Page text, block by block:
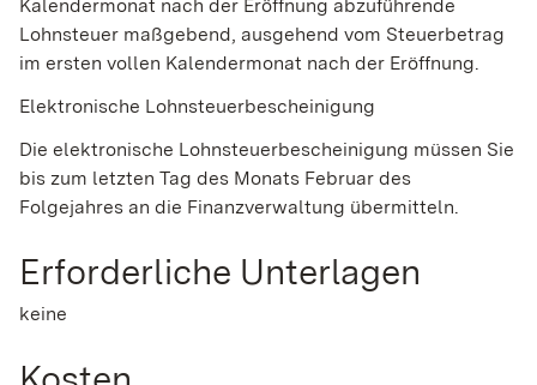
Kalendermonat nach der Eröffnung abzuführende
Lohnsteuer maßgebend, ausgehend vom Steuerbetrag
im ersten vollen Kalendermonat nach der Eröffnung.
Elektronische Lohnsteuerbescheinigung
Die elektronische Lohnsteuerbescheinigung müssen Sie
bis zum letzten Tag des Monats Februar des
Folgejahres an die Finanzverwaltung übermitteln.
Erforderliche Unterlagen
keine